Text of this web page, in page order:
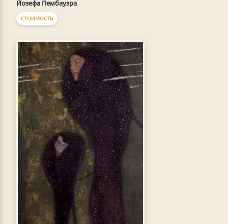
Йозефа Пембауэра
СТОИМОСТЬ